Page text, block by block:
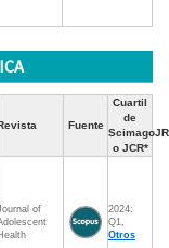
Fuente
Cuartil
de
ScimagoJR
o JCR*
of
2024:
Q1,
Otros